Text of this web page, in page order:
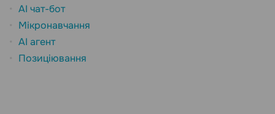
AI чат-бот
Мікронавчання
AI агент
Позиціювання